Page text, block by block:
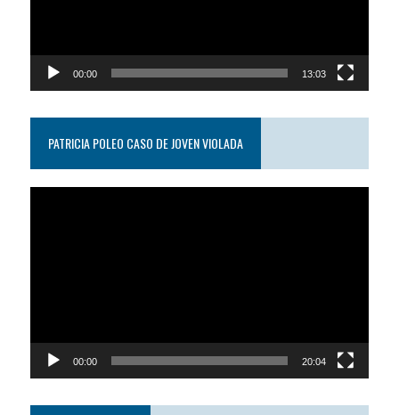
00:00 13:03
PATRICIA POLEO CASO DE JOVEN VIOLADA
00:00 20:04